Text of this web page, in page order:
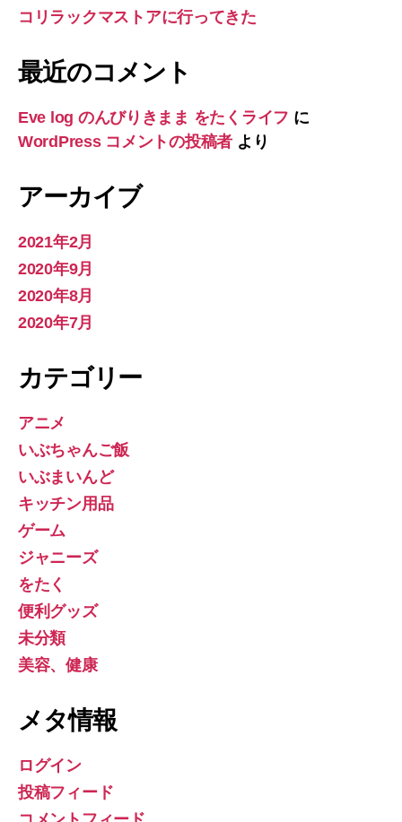
コリラックマストアに行ってきた
最近のコメント
Eve log のんびりきまま をたくライフ に
WordPress コメントの投稿者 より
アーカイブ
2021年2月
2020年9月
2020年8月
2020年7月
カテゴリー
アニメ
いぶちゃんご飯
いぶまいんど
キッチン用品
ゲーム
ジャニーズ
をたく
便利グッズ
未分類
美容、健康
メタ情報
ログイン
投稿フィード